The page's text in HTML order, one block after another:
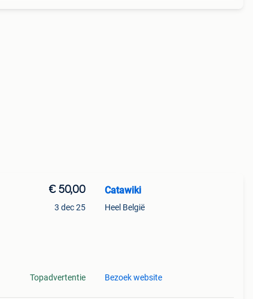
€ 50,00
3 dec 25
Topadvertentie
Catawiki
Heel België
Bezoek website